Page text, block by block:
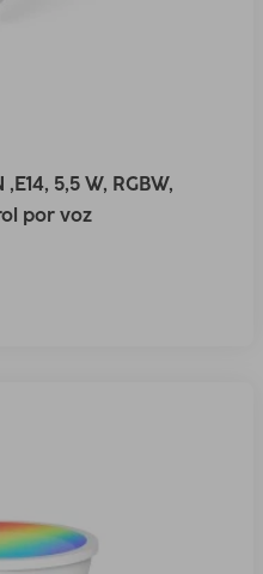
5,5 W, RGBW,
por voz